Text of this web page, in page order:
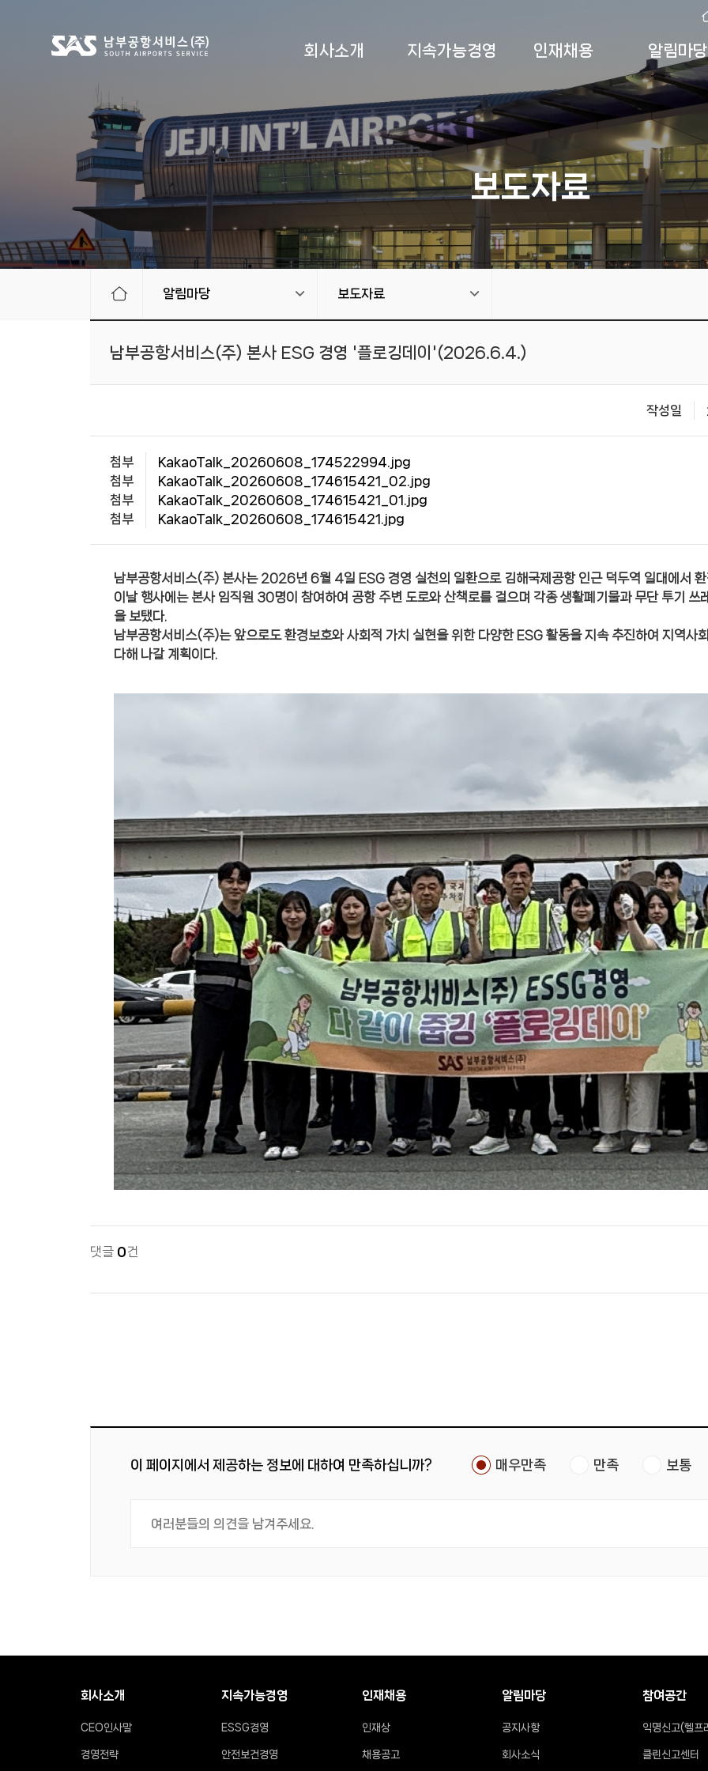
회사소개 지속가능경영 인재채용 알림마당
보도자료
알림마당 보도자료
남부공항서비스(주) 본사 ESG 경영 '플로깅데이'(2026.6.4.)
작성일
첨부
KakaoTalk_20260608_174522994.jpg
첨부
KakaoTalk_20260608_174615421_02.jpg
첨부
KakaoTalk_20260608_174615421_01.jpg
첨부
KakaoTalk_20260608_174615421.jpg
남부공항서비스(주) 본사는 2026년 6월 4일 ESG 경영 실천의 일환으로 김해국제공항 인근 덕두역 일대에서
이날 행사에는 본사 임직원 30명이 참여하여 공항 주변 도로와 산책로를 걸으며 각종 생활폐기물과 무단 투기 쓰
을 보탰다.
남부공항서비스(주)는 앞으로도 환경보호와 사회적 가치 실현을 위한 다양한 ESG 활동을 지속 추진하여 지역사
다해 나갈 계획이다.
댓글 0건
이 페이지에서 제공하는 정보에 대하여 만족하십니까? 매우만족 만족 보통
회사소개
CEO인사말
경영전략
지속가능경영
ESSG경영
안전보건경영
인재채용
인재상
채용공고
알림마당
공지사항
회사소식
참여공간
익명신고(헬프
클린신고센터